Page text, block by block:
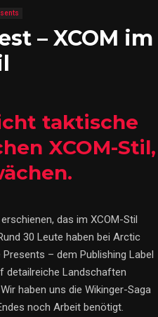
– XCOM im
taktische
XCOM-Stil,
das im XCOM-Stil
30 Leute haben bei Arctic
– dem Publishing Label
detailreiche Landschaften
haben uns die Wikinger-Saga
noch Arbeit benötigt.